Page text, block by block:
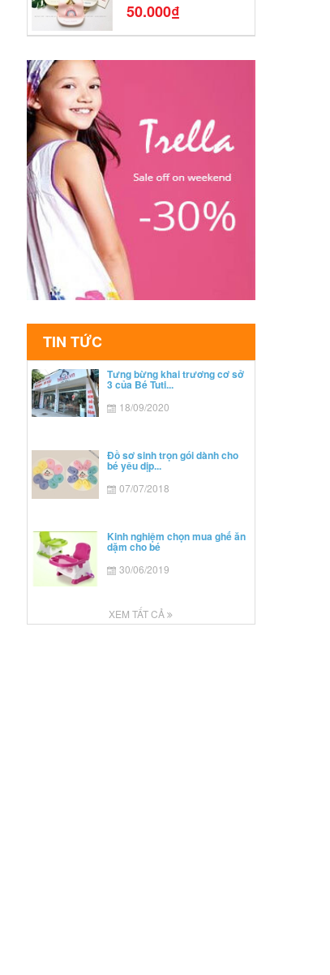
50.000₫
TIN TỨC
Tưng bừng khai trương cơ sở
3 của Bé Tuti...
18/09/2020
Đồ sơ sinh trọn gói dành cho
bé yêu dịp...
07/07/2018
Kinh nghiệm chọn mua ghế ăn
dặm cho bé
30/06/2019
XEM TẤT CẢ